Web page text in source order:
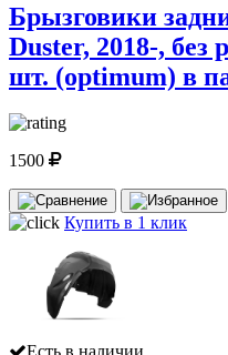
Брызговики
Duster, 2018-, без
шт. (optimum) в
1500
Купить в 1 клик
Есть в наличии